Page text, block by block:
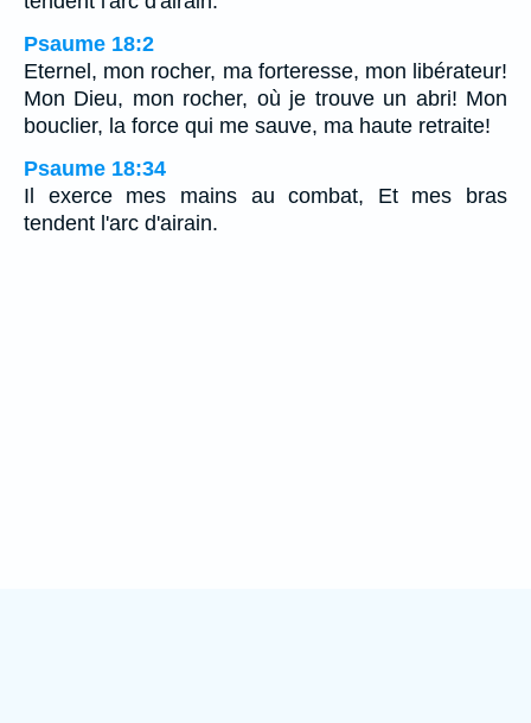
Psaume 18:2
Eternel, mon rocher, ma forteresse, mon libérateur!
Mon Dieu, mon rocher, où je trouve un abri! Mon
bouclier, la force qui me sauve, ma haute retraite!
Psaume 18:34
Il exerce mes mains au combat, Et mes bras
tendent l'arc d'airain.